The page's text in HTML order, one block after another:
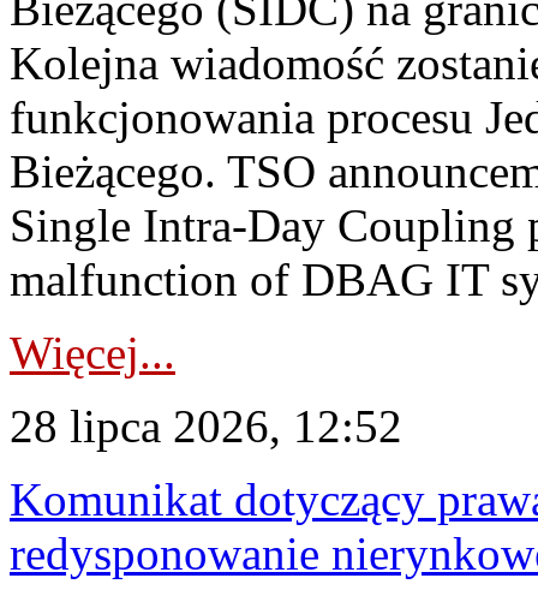
Kolejna wiadomość
funkcjonowania procesu
Bieżącego. TSO
Single Intra-Day Coupling
malfunction of DBAG IT
Więcej...
28 lipca 2026, 12:52
Komunikat dotyczący
redysponowanie